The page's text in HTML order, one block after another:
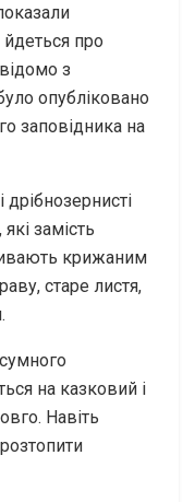
про
з
опубліковано
заповідника на
замість
крижаним
старе листя,
на казковий і
Навіть